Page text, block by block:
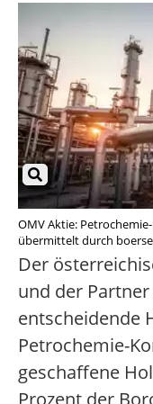
OMV Aktie:
übermittelt durch
Der
und der
entscheidende
Petrochemie-
geschaffene